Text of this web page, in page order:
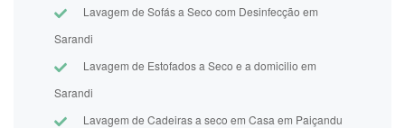
Lavagem de Sofás a Seco com Desinfecção em
Sarandi
Lavagem de Estofados a Seco e a domicilio em
Sarandi
Lavagem de Cadeiras a seco em Casa em Paiçandu